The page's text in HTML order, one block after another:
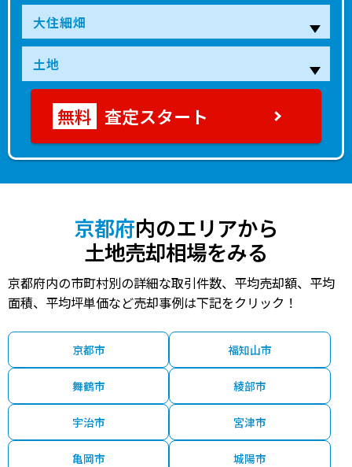
査定スタート
京都府内のエリアから
土地売却相場をみる
京都府内の市町村別の詳細な取引件数、平均売却額、平均
面積、平均坪単価など売却事例は下記をクリック！
京都市 福知山市
舞鶴市 綾部市
宇治市 宮津市
亀岡市 城陽市